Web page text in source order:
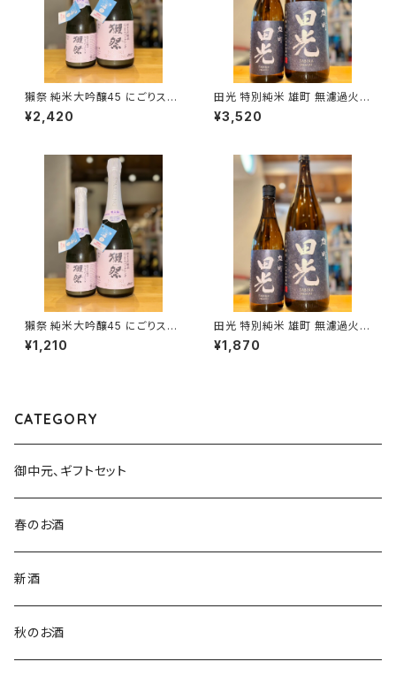
獺祭 純米大吟醸45 にごりスパ
ークリング 720ml１本（旭酒
造・山口県岩国市周東町）
¥2,420
田光 特別純米 雄町 無濾過火入
れ 1800ml１本（早川酒造・三重
県三重郡菰野町）
¥3,520
獺祭 純米大吟醸45 にごりスパ
ークリング 360ml１本（旭酒
造・山口県岩国市周東町）
¥1,210
田光 特別純米 雄町 無濾過火入
れ 720ml１本（早川酒造・三重
県三重郡菰野町）
¥1,870
CATEGORY
御中元、ギフトセット
春のお酒
新酒
秋のお酒